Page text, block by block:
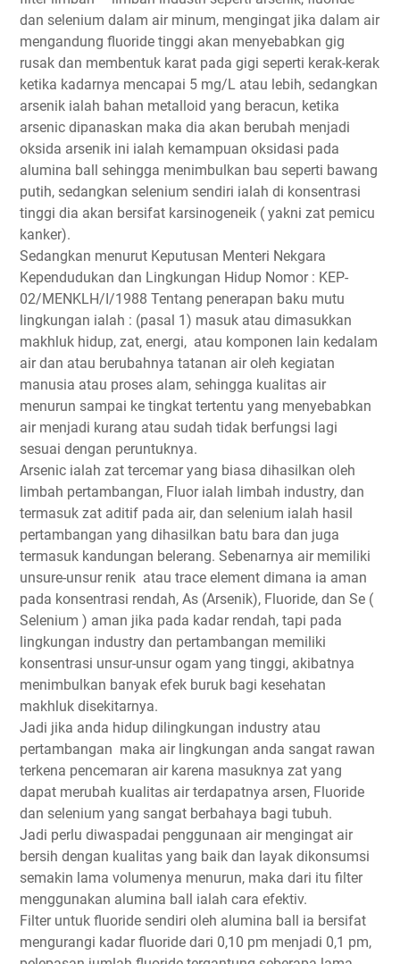
dan selenium dalam air minum, mengingat jika dalam air
mengandung fluoride tinggi akan menyebabkan gig
rusak dan membentuk karat pada gigi seperti kerak-kerak
ketika kadarnya mencapai 5 mg/L atau lebih, sedangkan
arsenik ialah bahan metalloid yang beracun, ketika
arsenic dipanaskan maka dia akan berubah menjadi
oksida arsenik ini ialah kemampuan oksidasi pada
alumina ball sehingga menimbulkan bau seperti bawang
putih, sedangkan selenium sendiri ialah di konsentrasi
tinggi dia akan bersifat karsinogeneik ( yakni zat pemicu
kanker).
Sedangkan menurut Keputusan Menteri Nekgara
Kependudukan dan Lingkungan Hidup Nomor : KEP-
02/MENKLH/I/1988 Tentang penerapan baku mutu
lingkungan ialah : (pasal 1) masuk atau dimasukkan
makhluk hidup, zat, energi, atau komponen lain kedalam
air dan atau berubahnya tatanan air oleh kegiatan
manusia atau proses alam, sehingga kualitas air
menurun sampai ke tingkat tertentu yang menyebabkan
air menjadi kurang atau sudah tidak berfungsi lagi
sesuai dengan peruntuknya.
Arsenic ialah zat tercemar yang biasa dihasilkan oleh
limbah pertambangan, Fluor ialah limbah industry, dan
termasuk zat aditif pada air, dan selenium ialah hasil
pertambangan yang dihasilkan batu bara dan juga
termasuk kandungan belerang. Sebenarnya air memiliki
unsure-unsur renik atau trace element dimana ia aman
pada konsentrasi rendah, As (Arsenik), Fluoride, dan Se (
Selenium ) aman jika pada kadar rendah, tapi pada
lingkungan industry dan pertambangan memiliki
konsentrasi unsur-unsur ogam yang tinggi, akibatnya
menimbulkan banyak efek buruk bagi kesehatan
makhluk disekitarnya.
Jadi jika anda hidup dilingkungan industry atau
pertambangan maka air lingkungan anda sangat rawan
terkena pencemaran air karena masuknya zat yang
dapat merubah kualitas air terdapatnya arsen, Fluoride
dan selenium yang sangat berbahaya bagi tubuh.
Jadi perlu diwaspadai penggunaan air mengingat air
bersih dengan kualitas yang baik dan layak dikonsumsi
semakin lama volumenya menurun, maka dari itu filter
menggunakan alumina ball ialah cara efektiv.
Filter untuk fluoride sendiri oleh alumina ball ia bersifat
mengurangi kadar fluoride dari 0,10 pm menjadi 0,1 pm,